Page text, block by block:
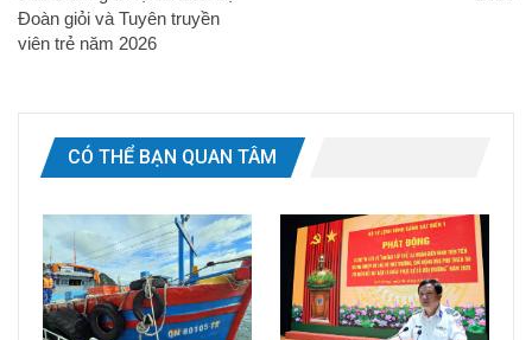
Đoàn giỏi và Tuyên truyền
viên trẻ năm 2026
CÓ THỂ BẠN QUAN TÂM